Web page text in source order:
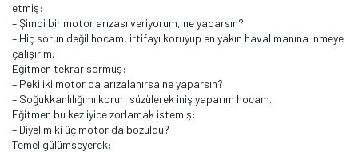
etmiş:
– Şimdi bir motor arızası veriyorum, ne yaparsın?
– Hiç sorun değil hocam, irtifayı koruyup en yakın havalimanına inmeye
çalışırım.
Eğitmen tekrar sormuş:
– Peki iki motor da arızalanırsa ne yaparsın?
– Soğukkanlılığımı korur, süzülerek iniş yaparım hocam.
Eğitmen bu kez iyice zorlamak istemiş:
– Diyelim ki üç motor da bozuldu?
Temel gülümseyerek: